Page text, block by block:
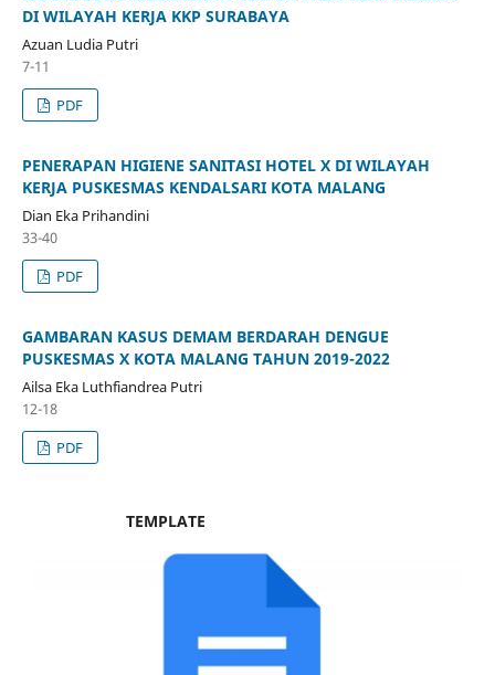
DI WILAYAH KERJA KKP SURABAYA
Azuan Ludia Putri
7-11
PDF
PENERAPAN HIGIENE SANITASI HOTEL X DI WILAYAH
KERJA PUSKESMAS KENDALSARI KOTA MALANG
Dian Eka Prihandini
33-40
PDF
GAMBARAN KASUS DEMAM BERDARAH DENGUE
PUSKESMAS X KOTA MALANG TAHUN 2019-2022
Ailsa Eka Luthfiandrea Putri
12-18
PDF
TEMPLATE